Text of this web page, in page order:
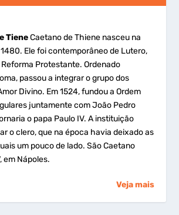
TieneCaetano de Thiene nasceu na
Ele foi contemporâneo de Lutero,
Protestante. Ordenado
passou a integrar o grupo dos
Divino. Em 1524, fundou a Ordem
juntamente com João Pedro
o papa Paulo IV. A instituição
o clero, que na época havia deixado as
um pouco de lado. São Caetano
em Nápoles.
Veja mais